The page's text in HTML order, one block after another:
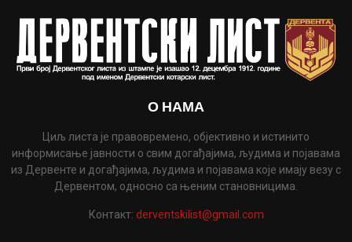
О НАМА
Циљ листа је правовремено, објективно и истинито
информисање јавности о свим догађајима, људима и појавама
из Дервенте и догађајима, људима и појавама које имају везу с
Дервентом, односно са њеним становницима.
Контакт: derventskilist@gmail.com